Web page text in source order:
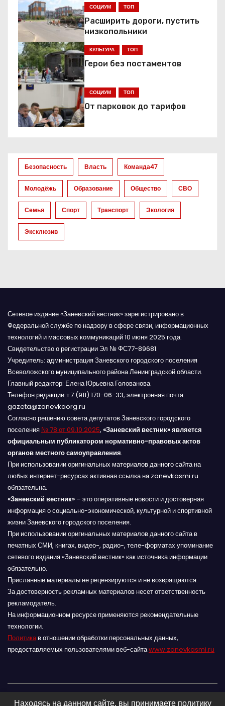
г
а
ц
и
я
п
з
а
п
и
с
м
СОЦИУМ ТОП
Расширить дороги, пустить
низкопольники
КУЛЬТУРА ТОП
Герои без постаментов
СОЦИУМ ТОП
От парковок до тарифов
Безопасность Власть Команда47
Молодёжь Образование Общество СВО
Семья Спорт Транспорт Экология
Эксклюзив
Сетевое издание «Заневский вестник» зарегистрировано в
Федеральной службе по надзору в сфере связи, информационных
технологий и массовых коммуникаций 10 июня 2025 года.
Свидетельство о регистрации Эл № ФС77-89681.
Учредитель: администрация Заневского городского поселения
Всеволожского муниципального района Ленинградской области.
Главный редактор: Елена Юрьевна Голованова.
Телефон редакции +7 (911) 170-06-33, электронная почта:
gazeta@zanevkaorg.ru
Согласно решению совета депутатов Заневского городского
поселения № 78 от 09.10.2025, «Заневский вестник» является
официальным публикатором нормативно-правовых актов
органов местного самоуправления.
При использовании оригинальных материалов данного сайта на
любых интернет-ресурсах активная ссылка на zanevkasmi.ru
обязательна.
«Заневский вестник» – это оперативные новости и достоверная
информация о социально-экономической, культурной и спортивной
жизни Заневского городского поселения.
При использовании оригинальных материалов данного сайта в
печатных СМИ, книгах, видео-, радио-, теле-форматах упоминание
сетевого издания «Заневский вестник» как источника информации
обязательно.
Присланные материалы не рецензируются и не возвращаются.
За достоверность рекламных материалов несет ответственность
рекламодатель.
На информационном ресурсе применяются рекомендательные
технологии.
Политикав отношении обработки персональных данных,
предоставляемых пользователями веб-сайтаwww.zanevkasmi.ru
Находясь на данном сайте, вы принимаете политику